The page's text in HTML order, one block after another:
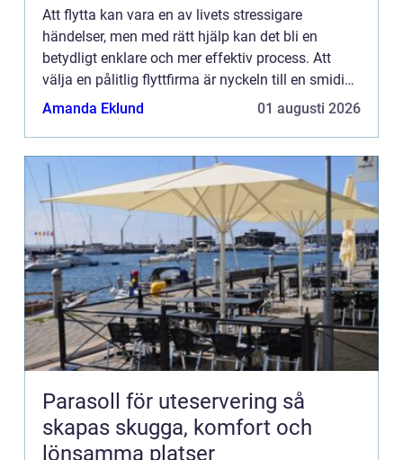
Att flytta kan vara en av livets stressigare
händelser, men med rätt hjälp kan det bli en
betydligt enklare och mer effektiv process. Att
välja en pålitlig flyttfirma är nyckeln till en smidig
övergång till d...
Amanda Eklund 01 augusti 2026
Parasoll för uteservering så
skapas skugga, komfort och
lönsamma platser